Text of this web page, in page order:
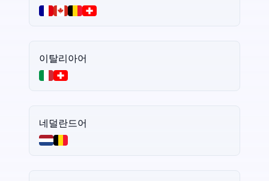
이탈리아어
네덜란드어